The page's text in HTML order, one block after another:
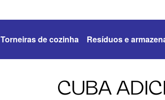
Torneiras de cozinha Resíduos e
CUBA